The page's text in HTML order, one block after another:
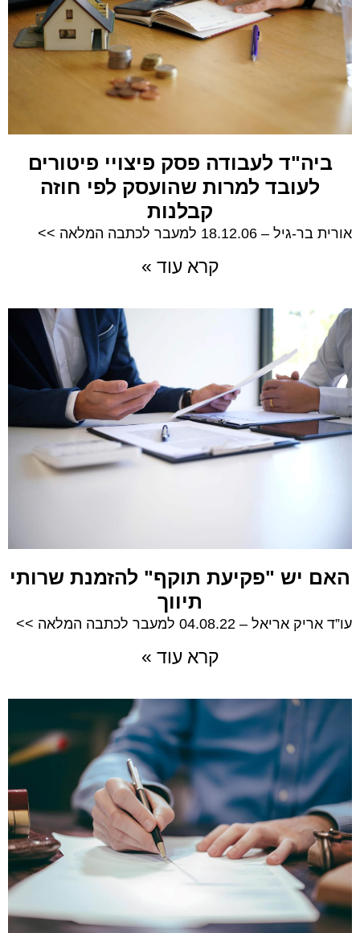
ביה"ד לעבודה פסק פיצויי פיטורים
לעובד למרות שהועסק לפי חוזה
קבלנות
אורית בר-גיל – 18.12.06 למעבר לכתבה המלאה >>
קרא עוד »
האם יש "פקיעת תוקף" להזמנת שרותי
תיווך
עו”ד אריק אריאל – 04.08.22 למעבר לכתבה המלאה >>
קרא עוד »